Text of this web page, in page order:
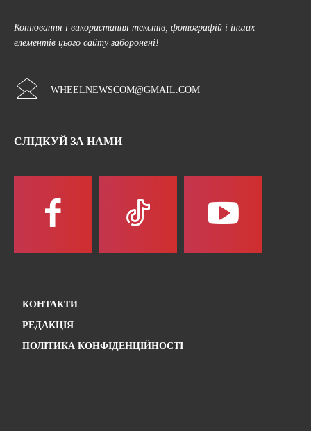
Копіювання і використання текстів, фотографій і інших
елементів цього сайту заборонені!
WHEELNEWSCOM@GMAIL.COM
СЛІДКУЙ ЗА НАМИ
КОНТАКТИ
РЕДАКЦІЯ
ПОЛІТИКА КОНФІДЕНЦІЙНОСТІ